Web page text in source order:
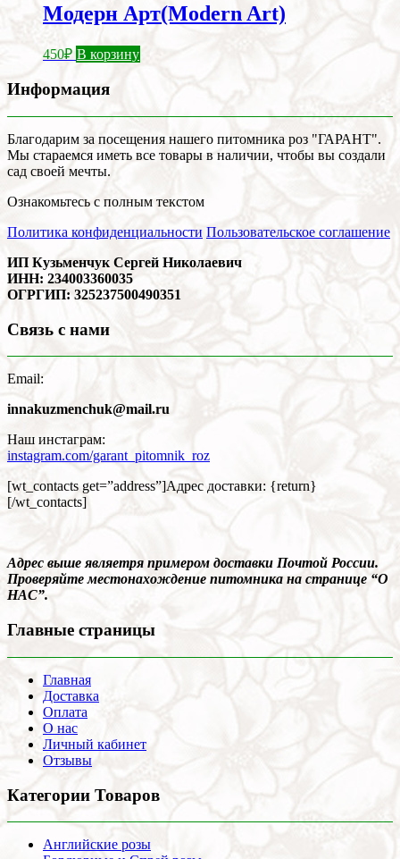
Модерн Арт(Modern Art)
450₽ В корзину
Информация
Благодарим за посещения нашего питомника роз "ГАРАНТ".
Мы стараемся иметь все товары в наличии, чтобы вы создали
сад своей мечты.
Ознакомьтесь с полным текстом
Политика конфиденциальности Пользовательское соглашение
ИП Кузьменчук Сергей Николаевич
ИНН: 234003360035
ОГРГИП: 325237500490351
Связь с нами
Email:
innakuzmenchuk@mail.ru
Наш инстаграм:
instagram.com/garant_pitomnik_roz
[wt_contacts get=”address”]Адрес доставки: {return}
[/wt_contacts]
Адрес выше являетря примером доставки Почтой России.
Проверяйте местонахождение питомника на странице “О
НАС”.
Главные страницы
Главная
Доставка
Оплата
О нас
Личный кабинет
Отзывы
Категории Товаров
Английские розы